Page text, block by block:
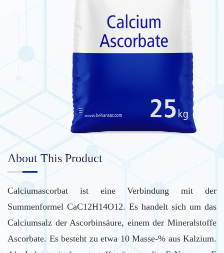
About This Product
Calciumascorbat ist eine Verbindung mit der
Summenformel CaC12H14O12. Es handelt sich um das
Calciumsalz der Ascorbinsäure, einem der Mineralstoffe
Ascorbate. Es besteht zu etwa 10 Masse-% aus Kalzium.